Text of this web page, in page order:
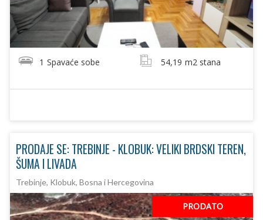
1 Spavaće sobe 54,19 m2 stana
PRODAJE SE: TREBINJE - KLOBUK: VELIKI BRDSKI TEREN,
ŠUMA I LIVADA
Trebinje, Klobuk, Bosna i Hercegovina
PRODATO